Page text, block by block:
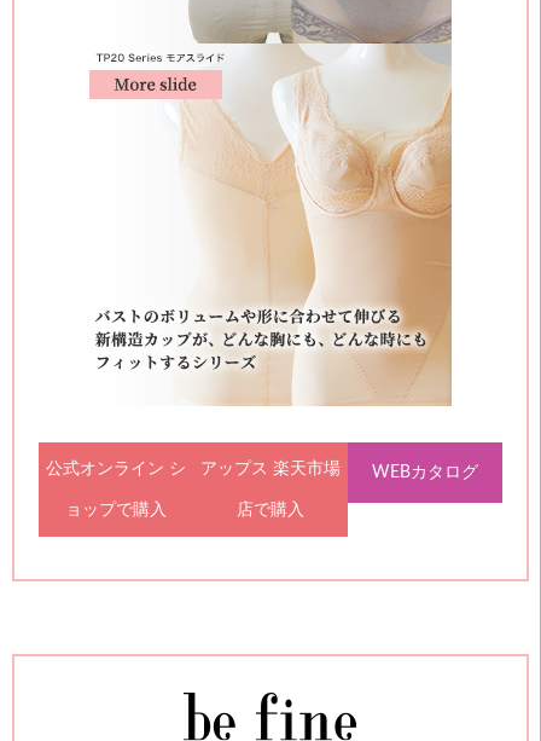
公式オンライン シ
ョップで購入
アップス 楽天市場
店で購入
WEBカタログ